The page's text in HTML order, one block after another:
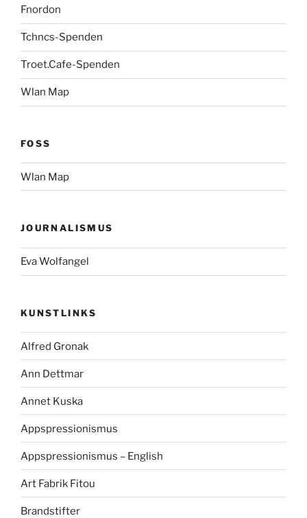
Fnordon
Tchncs-Spenden
Troet.Cafe-Spenden
Wlan Map
FOSS
Wlan Map
JOURNALISMUS
Eva Wolfangel
KUNSTLINKS
Alfred Gronak
Ann Dettmar
Annet Kuska
Appspressionismus
Appspressionismus – English
Art Fabrik Fitou
Brandstifter